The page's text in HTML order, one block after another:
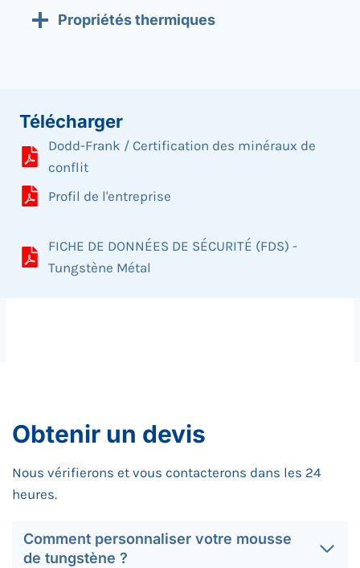
Propriétés thermiques
Télécharger
Dodd-Frank / Certification des minéraux de
conflit
Profil de l'entreprise
FICHE DE DONNÉES DE SÉCURITÉ (FDS) -
Tungstène Métal
Obtenir un devis
Nous vérifierons et vous contacterons dans les 24
heures.
Comment personnaliser votre mousse
de tungstène ?